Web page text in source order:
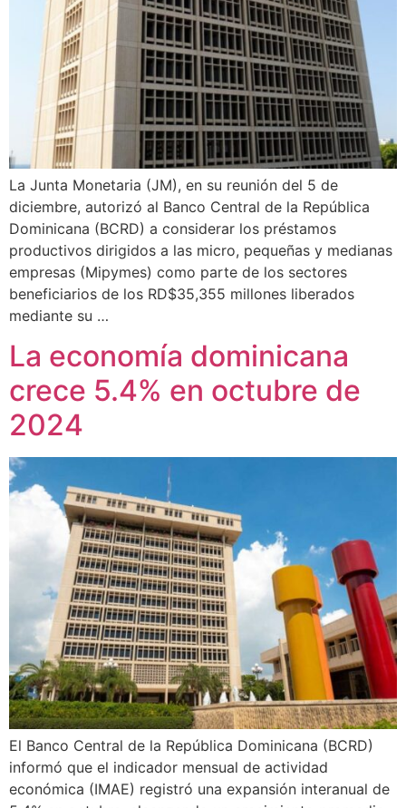
La Junta Monetaria (JM), en su reunión del 5 de
diciembre, autorizó al Banco Central de la República
Dominicana (BCRD) a considerar los préstamos
productivos dirigidos a las micro, pequeñas y medianas
empresas (Mipymes) como parte de los sectores
beneficiarios de los RD$35,355 millones liberados
mediante su …
La economía dominicana
crece 5.4% en octubre de
2024
El Banco Central de la República Dominicana (BCRD)
informó que el indicador mensual de actividad
económica (IMAE) registró una expansión interanual de